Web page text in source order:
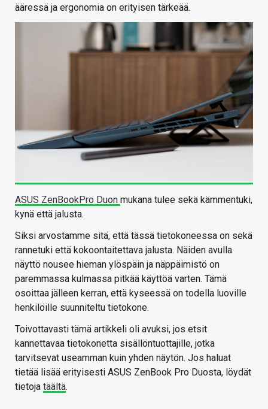
ääressä ja ergonomia on erityisen tärkeää.
ASUS ZenBookPro Duon mukana tulee sekä kämmentuki,
kynä että jalusta.
Siksi arvostamme sitä, että tässä tietokoneessa on sekä
rannetuki että kokoontaitettava jalusta. Näiden avulla
näyttö nousee hieman ylöspäin ja näppäimistö on
paremmassa kulmassa pitkää käyttöä varten. Tämä
osoittaa jälleen kerran, että kyseessä on todella luoville
henkilöille suunniteltu tietokone.
Toivottavasti tämä artikkeli oli avuksi, jos etsit
kannettavaa tietokonetta sisällöntuottajille, jotka
tarvitsevat useamman kuin yhden näytön. Jos haluat
tietää lisää erityisesti ASUS ZenBook Pro Duosta, löydät
tietoja täältä.